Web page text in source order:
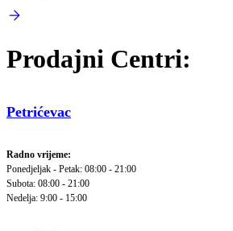
Prodajni Centri:
Petrićevac
Radno vrijeme:
Ponedjeljak - Petak: 08:00 - 21:00
Subota: 08:00 - 21:00
Nedelja: 9:00 - 15:00